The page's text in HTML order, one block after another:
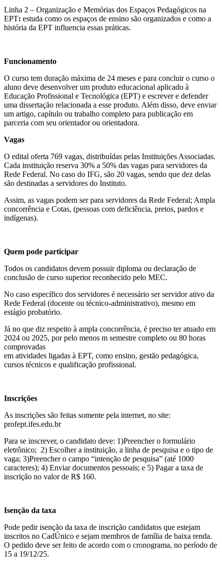
Linha 2 – Organização e Memórias dos Espaços Pedagógicos na
EPT: estuda como os espaços de ensino são organizados e como a
história da EPT influencia essas práticas.
Funcionamento
O curso tem duração máxima de 24 meses e para concluir o curso o
aluno deve desenvolver um produto educacional aplicado à
Educação Profissional e Tecnológica (EPT) e escrever e defender
uma dissertação relacionada a esse produto. Além disso, deve enviar
um artigo, capítulo ou trabalho completo para publicação em
parceria com seu orientador ou orientadora.
Vagas
O edital oferta 769 vagas, distribuídas pelas Instituições Associadas.
Cada instituição reserva 30% a 50% das vagas para servidores da
Rede Federal. No caso do IFG, são 20 vagas, sendo que dez delas
são destinadas a servidores do Instituto.
Assim, as vagas podem ser para servidores da Rede Federal; Ampla
concorrência e Cotas, (pessoas com deficiência, pretos, pardos e
indígenas).
Quem pode participar
Todos os candidatos devem possuir diploma ou declaração de
conclusão de curso superior reconhecido pelo MEC.
No caso específico dos servidores é necessário ser servidor ativo da
Rede Federal (docente ou técnico-administrativo), mesmo em
estágio probatório.
Já no que diz respeito à ampla concorrência, é preciso ter atuado em
2024 ou 2025, por pelo menos m semestre completo ou 80 horas
comprovadas
em atividades ligadas à EPT, como ensino, gestão pedagógica,
cursos técnicos e qualificação profissional.
Inscrições
As inscrições são feitas somente pela internet, no site:
profept.ifes.edu.br
Para se inscrever, o candidato deve: 1)Preencher o formulário
eletrônico; 2) Escolher a instituição, a linha de pesquisa e o tipo de
vaga; 3)Preencher o campo “intenção de pesquisa” (até 1000
caracteres); 4) Enviar documentos pessoais; e 5) Pagar a taxa de
inscrição no valor de R$ 160.
Isenção da taxa
Pode pedir isenção da taxa de inscrição candidatos que estejam
inscritos no CadÚnico e sejam membros de família de baixa renda.
O pedido deve ser feito de acordo com o cronograma, no período de
15 a 19/12/25.